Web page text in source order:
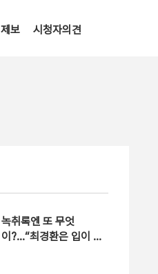
제보 시청자의견
녹취록엔 또 무엇
이?…“최경환은 입이 싸”